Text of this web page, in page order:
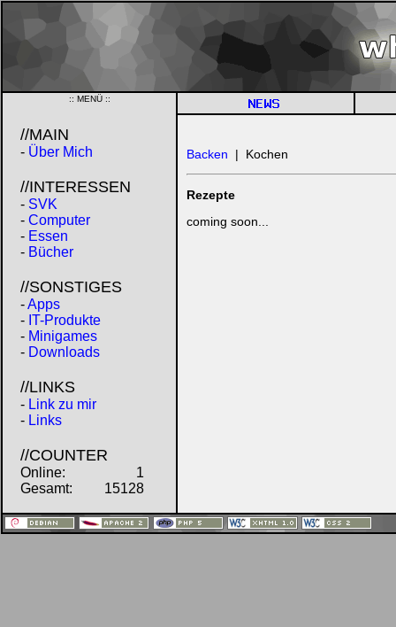
:: MENÜ ::
//MAIN
- Über Mich
//INTERESSEN
- SVK
- Computer
- Essen
- Bücher
//SONSTIGES
-Apps
- IT-Produkte
- Minigames
- Downloads
//LINKS
- Link zu mir
- Links
//COUNTER
Online:
1
Gesamt:
15128
Backen | Kochen
Rezepte
coming soon...